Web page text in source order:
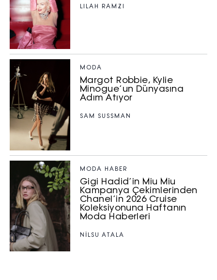
LILAH RAMZI
MODA
Margot Robbie, Kylie
Minogue’un Dünyasına
Adım Atıyor
SAM SUSSMAN
MODA HABER
Gigi Hadid’in Miu Miu
Kampanya Çekimlerinden
Chanel’in 2026 Cruise
Koleksiyonuna Haftanın
Moda Haberleri
NILSU ATALA